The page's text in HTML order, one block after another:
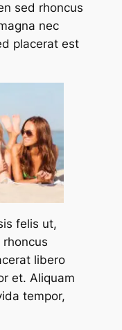
sed rhoncus
nec
placerat est
felis ut,
libero
et. Aliquam
tempor,